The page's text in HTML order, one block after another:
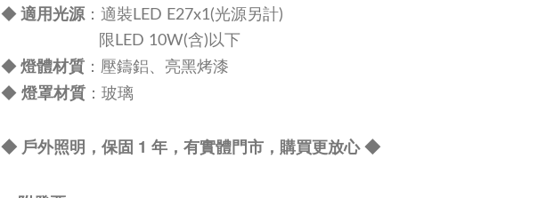
◆ 適用光源：適裝LED E27x1(光源另計)
限LED 10W(含)以下
◆ 燈體材質 ：壓鑄鋁、亮黑烤漆
◆ 燈罩材質 ：玻璃
◆ 戶外照明，保固 1 年，有實體門市，購買更放心◆